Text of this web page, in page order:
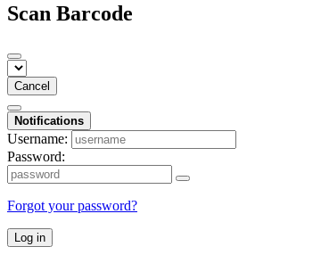
Scan Barcode
Cancel
Notifications
Username:
Password:
Forgot your password?
Log in